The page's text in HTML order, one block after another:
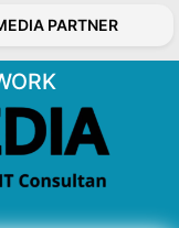
PARTNER